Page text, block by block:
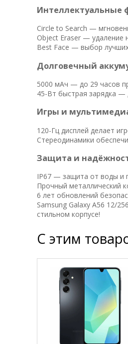
Интеллектуальные
Circle to Search —
Object Eraser — удаление
Best Face — выбор
Долговечный
5000 мАч — до 29 часов
45-Вт быстрая зарядка —
Игры и
120-Гц дисплей делает
Стереодинамики
Защита и
IP67 — защита от воды и
Прочный металлический
6 лет обновлений
Samsung Galaxy A56 12/
стильном корпусе!
С этим